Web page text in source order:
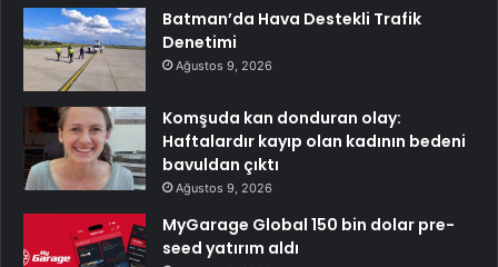
Batman’da Hava Destekli Trafik
Denetimi
Ağustos 9, 2026
Komşuda kan donduran olay:
Haftalardır kayıp olan kadının bedeni
bavuldan çıktı
Ağustos 9, 2026
MyGarage Global 150 bin dolar pre-
seed yatırım aldı